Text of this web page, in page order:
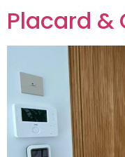
Placard &